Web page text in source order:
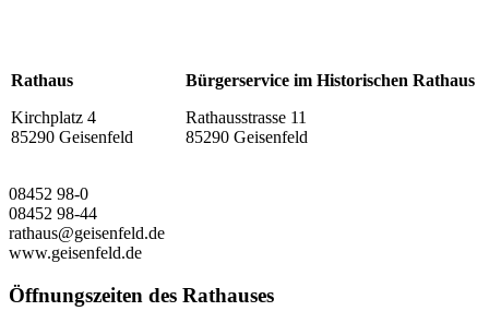
Rathaus
Kirchplatz 4
85290 Geisenfeld
Bürgerservice im Historischen Rathaus
Rathausstrasse 11
85290 Geisenfeld
08452 98-0
08452 98-44
rathaus@geisenfeld.de
www.geisenfeld.de
Öffnungszeiten des Rathauses